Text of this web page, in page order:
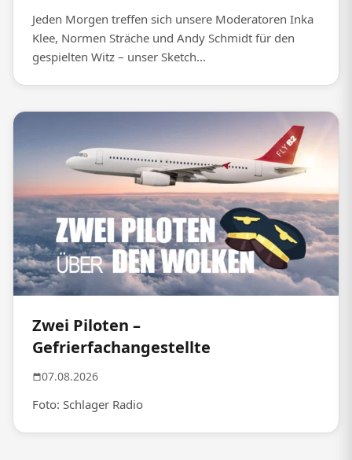
Jeden Morgen treffen sich unsere Moderatoren Inka
Klee, Normen Sträche und Andy Schmidt für den
gespielten Witz – unser Sketch...
Zwei Piloten –
Gefrierfachangestellte
07.08.2026
Foto: Schlager Radio